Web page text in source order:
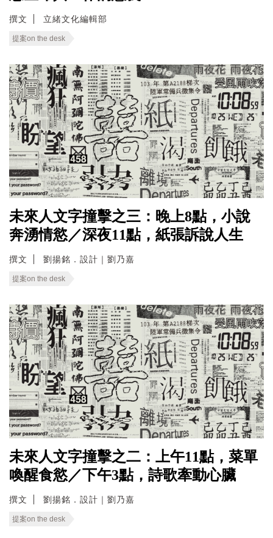
撰文 立緒文化編輯部
提案on the desk
未來人文字撞擊之三：晚上8點，小說
奔湧情慾／深夜11點，紙張訴說人生
撰文 劉揚銘．設計｜劉乃嘉
提案on the desk
未來人文字撞擊之二：上午11點，菜單
喚醒食慾／下午3點，詩歌牽動心臟
撰文 劉揚銘．設計｜劉乃嘉
提案on the desk